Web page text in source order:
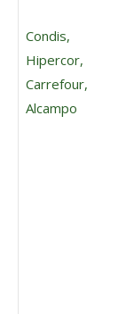
Condis,
Hipercor,
Carrefour,
Alcampo